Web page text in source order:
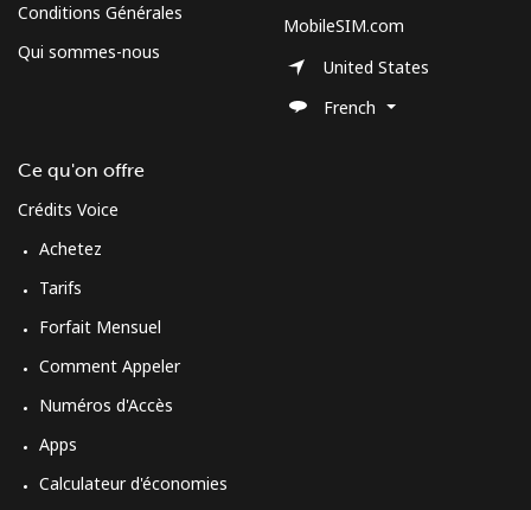
Conditions Générales
Qui sommes-nous
Ce qu'on offre
Crédits Voice
Achetez
Tarifs
Forfait Mensuel
Comment Appeler
Numéros d'Accès
Apps
Calculateur d'économies
MobileSIM.com
United States
French